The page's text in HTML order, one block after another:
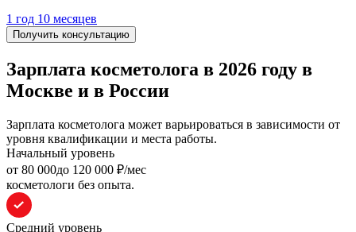
1 год 10 месяцев
Получить консультацию
Зарплата косметолога в 2026 году в
Москве и в России
Зарплата косметолога может варьироваться в зависимости от
уровня квалификации и места работы.
Начальный уровень
oт 80 000до 120 000 ₽/мес
косметологи без опыта.
Средний уровень